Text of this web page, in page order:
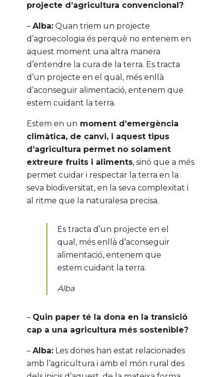
projecte d’agricultura convencional?
– Alba: Quan triem un projecte
d’agroecologia és perquè no entenem en
aquest moment una altra manera
d’entendre la cura de la terra. Es tracta
d’un projecte en el qual, més enllà
d’aconseguir alimentació, entenem que
estem cuidant la terra.
Estem en un moment d’emergència
climàtica, de canvi, i aquest tipus
d’agricultura permet no solament
extreure fruits i aliments, sinó que a més
permet cuidar i respectar la terra en la
seva biodiversitat, en la seva complexitat i
al ritme que la naturalesa precisa.
Es tracta d’un projecte en el
qual, més enllà d’aconseguir
alimentació, entenem que
estem cuidant la terra.
Alba
– Quin paper té la dona en la transició
cap a una agricultura més sostenible?
– Alba: Les dones han estat relacionades
amb l’agricultura i amb el món rural des